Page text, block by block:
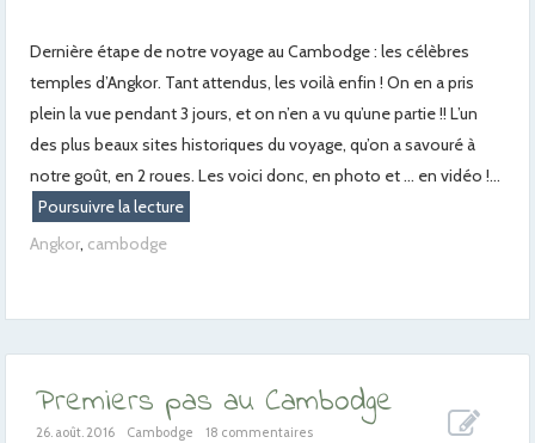
Dernière étape de notre voyage au Cambodge : les célèbres
temples d’Angkor. Tant attendus, les voilà enfin ! On en a pris
plein la vue pendant 3 jours, et on n’en a vu qu’une partie !! L’un
des plus beaux sites historiques du voyage, qu’on a savouré à
notre goût, en 2 roues. Les voici donc, en photo et … en vidéo !...
Poursuivre la lecture
Angkor, cambodge
Premiers pas au Cambodge
26. août. 2016 Cambodge 18 commentaires